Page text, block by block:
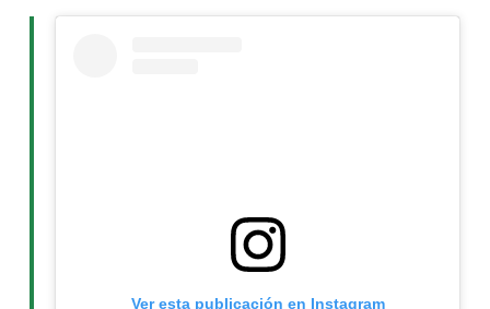
Ver esta publicación en Instagram